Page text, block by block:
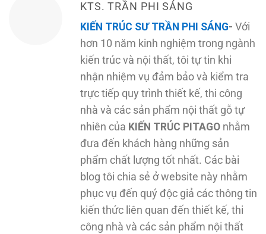
KTS. TRẦN PHI SÁNG
KIẾN TRÚC SƯ TRẦN PHI SÁNG- Với
hơn 10 năm kinh nghiệm trong ngành
kiến trúc và nội thất, tôi tự tin khi
nhận nhiệm vụ đảm bảo và kiểm tra
trực tiếp quy trình thiết kế, thi công
nhà và các sản phẩm nội thất gỗ tự
nhiên của KIẾN TRÚC PITAGO nhằm
đưa đến khách hàng những sản
phẩm chất lượng tốt nhất. Các bài
blog tôi chia sẻ ở website này nhằm
phục vụ đến quý độc giả các thông tin
kiến thức liên quan đến thiết kế, thi
công nhà và các sản phẩm nội thất